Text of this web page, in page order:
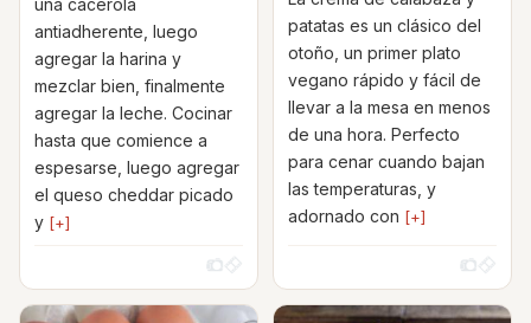
una cacerola
antiadherente, luego
agregar la harina y
mezclar bien, finalmente
agregar la leche. Cocinar
hasta que comience a
espesarse, luego agregar
el queso cheddar picado
y [+]
patatas es un clásico del
otoño, un primer plato
vegano rápido y fácil de
llevar a la mesa en menos
de una hora. Perfecto
para cenar cuando bajan
las temperaturas, y
adornado con [+]